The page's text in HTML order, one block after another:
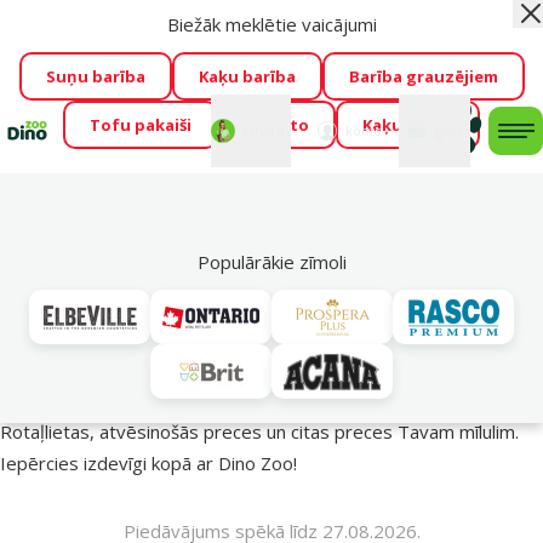
Visu mēnesi Dino Zoo piedāvā lieliskas cenas mīluļu TOP
barībām! 🍖→Skatīt piedāvājumu!
Fotokonkurss “GADA ŪSAIŅI”!
Varbūt tieši Tavs mīlulis
būs 2027. gada zvaigzne
→Piedalīties
Mans
konts
Biežāk meklētie vaicājumi
Suņu barība Kaķu barība Barība grauzējiem
Tofu pakaiši Foresto Kaķu mājas
Populārākie zīmoli
Vasara turpinās – atlaides katrai gaumei!
Rotaļlietas, atvēsinošās preces un citas preces Tavam mīlulim.
Iepērcies izdevīgi kopā ar Dino Zoo!
Piedāvājums spēkā līdz 27.08.2026.